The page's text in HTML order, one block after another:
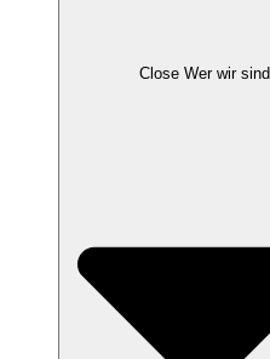
Close Wer wir sind